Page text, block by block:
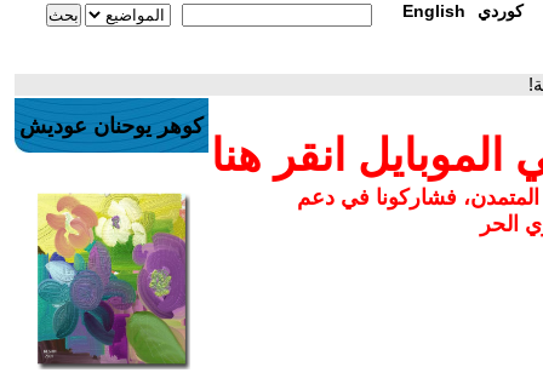
English كوردي
انقر هنا
المتمدن، فشاركونا في دعم
الحر
كوهر يوحنان عوديش